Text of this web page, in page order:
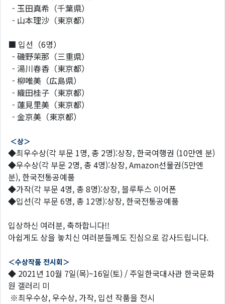
- 玉田真希（千葉県）
- 山本理沙（東京都）
■ 입선（6명）
- 磯野茉那（三重県）
- 湯川春香（東京都）
- 柳唯美（広島県）
- 織田桂子（東京都）
- 蓮見里美（東京都）
- 金京美（東京都）
＜상＞
◆최우수상(각 부문 1명, 총 2명):상장, 한국여행권 (10만엔 분)
◆우수상(각 부문 2명, 총 4명):상장, Amazon선물권(5만엔
분), 한국전통공예품
◆가작(각 부문 4명, 총 8명):상장, 블루투스 이어폰
◆입선(각 부문 6명, 총 12명):상장, 한국전통공예품
입상하신 여러분, 축하합니다!!
아쉽게도 상을 놓치신 여러분들께도 진심으로 감사드립니다.
＜수상작품 전시회＞
◆ 2021년 10월 7일(목)~16일(토) / 주일한국대사관 한국문화
원 갤러리 미
※최우수상, 우수상, 가작, 입선 작품을 전시